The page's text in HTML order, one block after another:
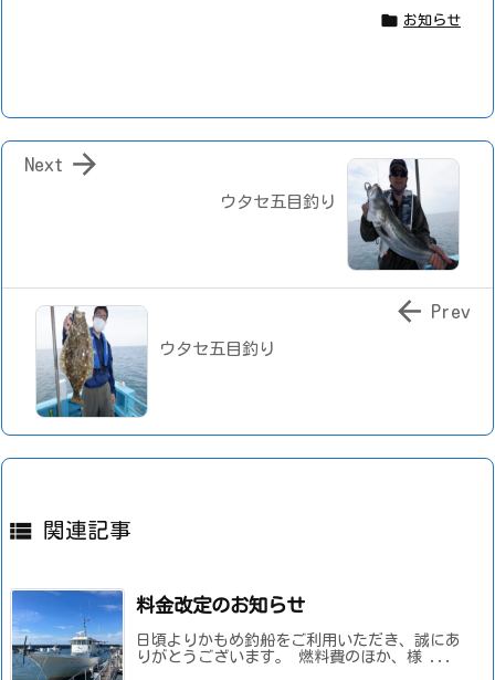
 お知らせ
ウタセ五目釣り

Next
ウタセ五目釣り
 Prev
 関連記事
料金改定のお知らせ
日頃よりかもめ釣船をご利用いただき、誠にあ
りがとうございます。 燃料費のほか、様 ...